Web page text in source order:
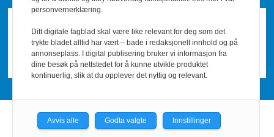
Powered by Labrador CMS
personvernerklæring.
Ditt digitale fagblad skal være like relevant for deg som det
trykte bladet alltid har vært – bade i redaksjonelt innhold og på
annonseplass. I digital publisering bruker vi informasjon fra
dine besøk på nettstedet for å kunne utvikle produktet
kontinuerlig, slik at du opplever det nyttig og relevant.
Avvis alle Godta valgte Innstillinger